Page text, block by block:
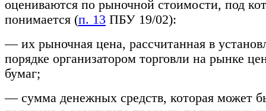
оцениваются по рыночной стоимости, под
понимается (п. 13 ПБУ 19/02):
— их рыночная цена, рассчитанная в
порядке организатором торговли на рынке
бумаг;
— сумма денежных средств, которая может